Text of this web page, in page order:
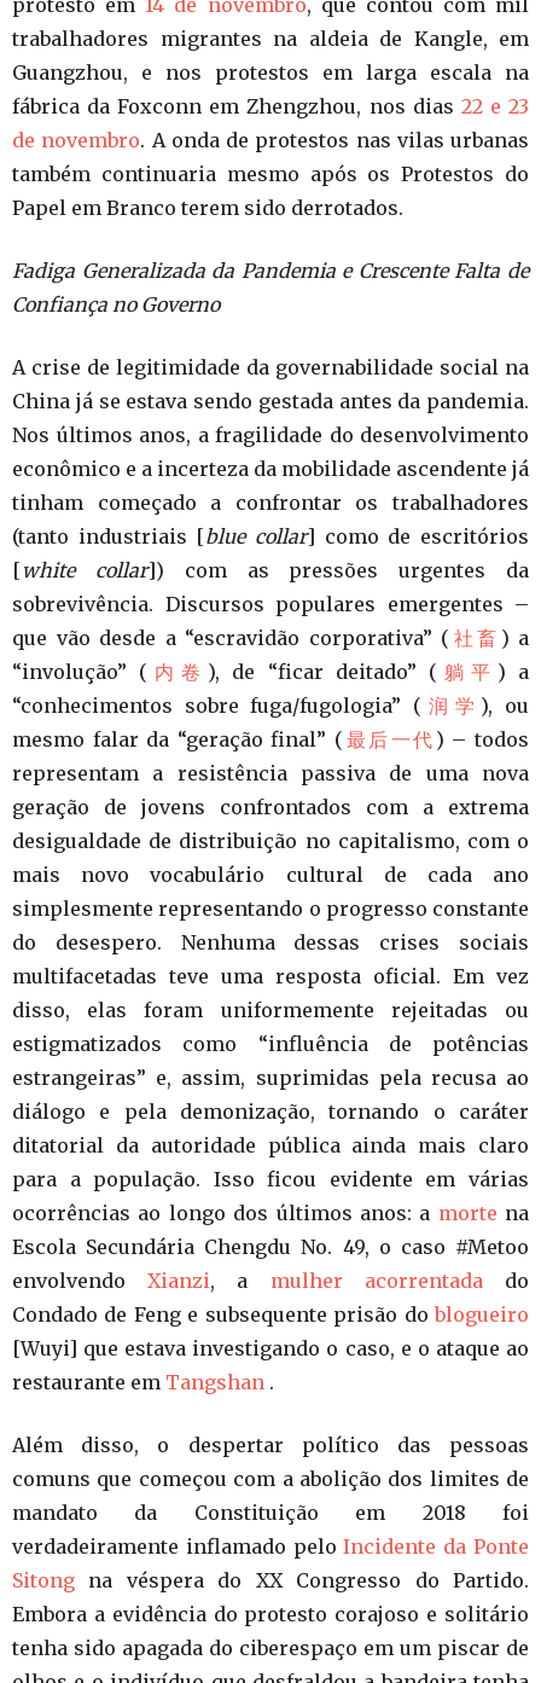
protesto em14 de novembro, que contou com mil
trabalhadores migrantes na aldeia de Kangle, em
Guangzhou, e nos protestos em larga escala na
fábrica da Foxconn em Zhengzhou, nos dias 22 e 23
de novembro. A onda de protestos nas vilas urbanas
também continuaria mesmo após os Protestos do
Papel em Branco terem sido derrotados.
Fadiga Generalizada da Pandemia e Crescente Falta de
Confiança no Governo
A crise de legitimidade da governabilidade social na
China já se estava sendo gestada antes da pandemia.
Nos últimos anos, a fragilidade do desenvolvimento
econômico e a incerteza da mobilidade ascendente já
tinham começado a confrontar os trabalhadores
(tanto industriais [blue collar] como de escritórios
[ white collar]) com as pressões urgentes da
sobrevivência. Discursos populares emergentes –
que vão desde a “escravidão corporativa” ( 社畜 ) a
“involução” ( 内卷 ), de “ficar deitado” ( 躺平 ) a
“conhecimentos sobre fuga/fugologia” ( 润学 ), ou
mesmo falar da “geração final” ( 最后一代 ) – todos
representam a resistência passiva de uma nova
geração de jovens confrontados com a extrema
desigualdade de distribuição no capitalismo, com o
mais novo vocabulário cultural de cada ano
simplesmente representando o progresso constante
do desespero. Nenhuma dessas crises sociais
multifacetadas teve uma resposta oficial. Em vez
disso, elas foram uniformemente rejeitadas ou
estigmatizados como “influência de potências
estrangeiras” e, assim, suprimidas pela recusa ao
diálogo e pela demonização, tornando o caráter
ditatorial da autoridade pública ainda mais claro
para a população. Isso ficou evidente em várias
ocorrências ao longo dos últimos anos: a morte na
Escola Secundária Chengdu No. 49, o caso #Metoo
envolvendoXianzi, a mulher acorrentadado
Condado de Feng e subsequente prisão doblogueiro
[Wuyi] que estava investigando o caso, e o ataque ao
restaurante em Tangshan .
Além disso, o despertar político das pessoas
comuns que começou com a abolição dos limites de
mandato da Constituição em 2018 foi
verdadeiramente inflamado peloIncidente da Ponte
Sitong na véspera do XX Congresso do Partido.
Embora a evidência do protesto corajoso e solitário
tenha sido apagada do ciberespaço em um piscar de